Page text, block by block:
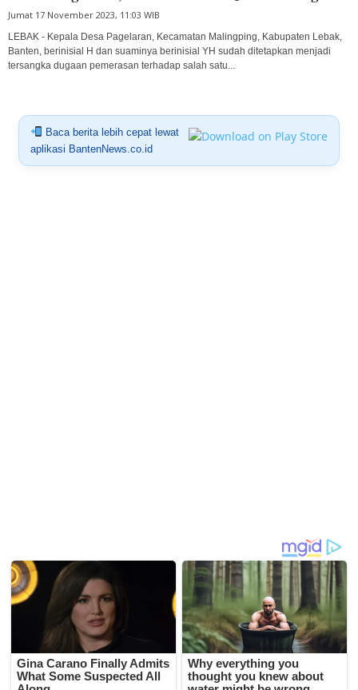
Jumat 17 November 2023, 11:03 WIB
LEBAK - Kepala Desa Pagelaran, Kecamatan Malingping, Kabupaten Lebak,
Banten, berinisial H dan suaminya berinisial YH sudah ditetapkan menjadi
tersangka dugaan pemerasan terhadap salah satu...
Baca berita lebih cepat lewat
aplikasi BantenNews.co.id